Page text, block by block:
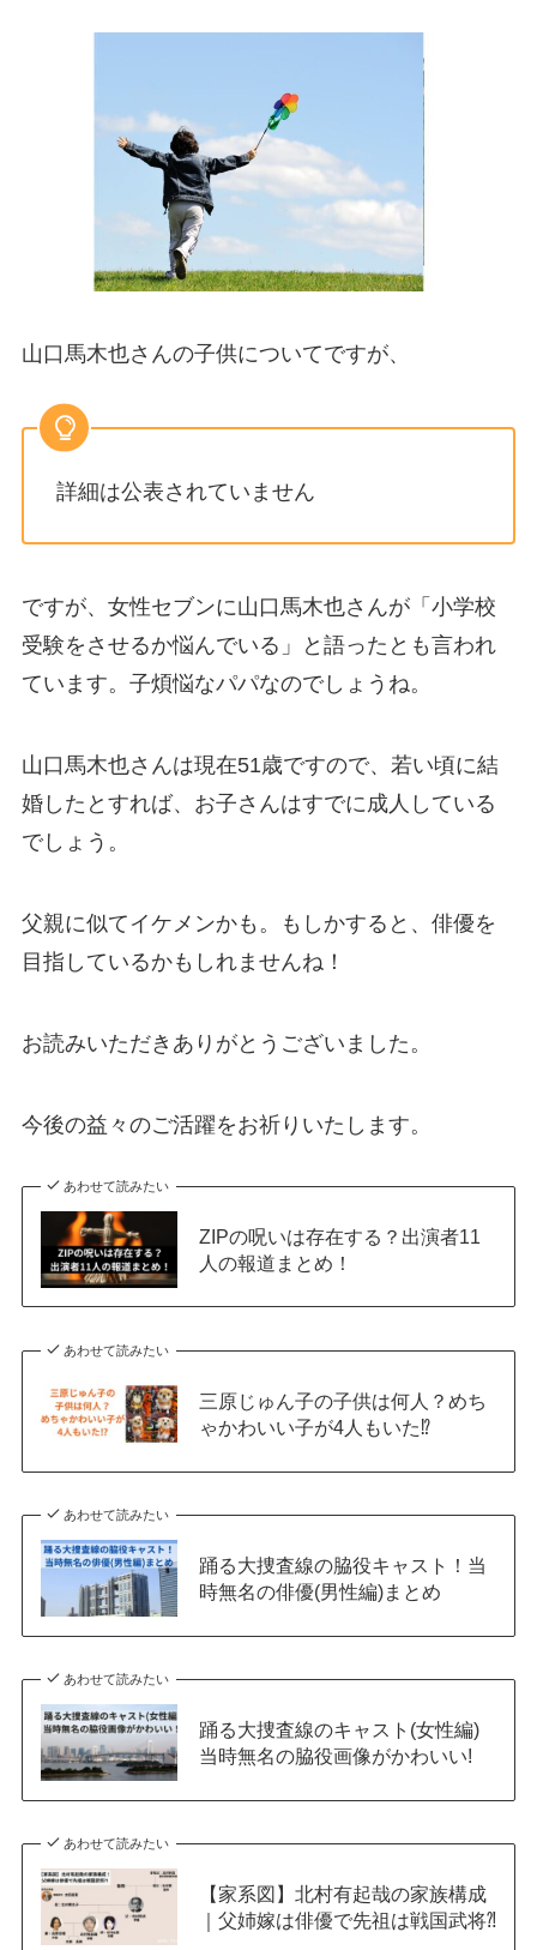
山口馬木也さんの子供についてですが、
詳細は公表されていません
ですが、女性セブンに山口馬木也さんが「小学校
受験をさせるか悩んでいる」と語ったとも言われ
ています。子煩悩なパパなのでしょうね。
山口馬木也さんは現在51歳ですので、若い頃に結
婚したとすれば、お子さんはすでに成人している
でしょう。
父親に似てイケメンかも。もしかすると、俳優を
目指しているかもしれませんね！
お読みいただきありがとうございました。
今後の益々のご活躍をお祈りいたします。
あわせて読みたい
ZIPの呪いは存在する？出演者11
人の報道まとめ！
あわせて読みたい
三原じゅん子の子供は何人？めち
ゃかわいい子が4人もいた⁉
あわせて読みたい
踊る大捜査線の脇役キャスト！当
時無名の俳優(男性編)まとめ
あわせて読みたい
踊る大捜査線のキャスト(女性編)
当時無名の脇役画像がかわいい!
あわせて読みたい
【家系図】北村有起哉の家族構成
｜父姉嫁は俳優で先祖は戦国武将⁈